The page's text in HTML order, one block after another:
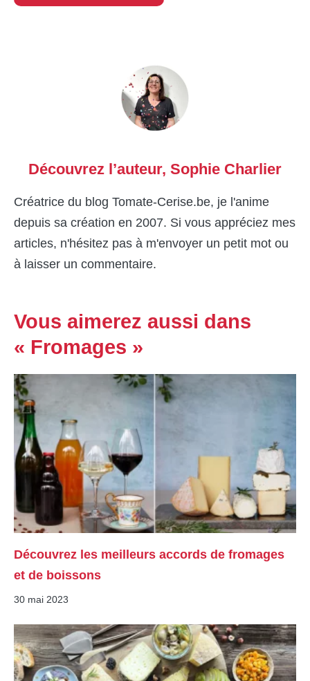
Découvrez l’auteur, Sophie Charlier
Créatrice du blog Tomate-Cerise.be, je l'anime
depuis sa création en 2007. Si vous appréciez mes
articles, n'hésitez pas à m'envoyer un petit mot ou
à laisser un commentaire.
Vous aimerez aussi dans
« Fromages »
Découvrez les meilleurs accords de fromages
et de boissons
30 mai 2023